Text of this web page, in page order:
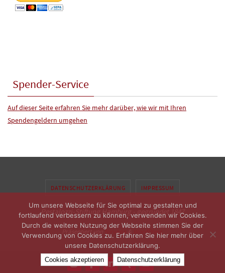
Spender-Service
Auf dieser Seite erfahren Sie mehr darüber, wie wir mit Ihren
Spendengeldern umgehen
DATENSCHUTZERKLÄRUNG IMPRESSUM
Pestalozzi-Stiftung Hamburg - gegründet 1847
Präsentiert vonNirvana & WordPress.
Um unsere Webseite für Sie optimal zu gestalten und
fortlaufend verbessern zu können, verwenden wir Cookies.
Durch die weitere Nutzung der Webseite stimmen Sie der
Verwendung von Cookies zu. Erfahren Sie hier mehr über
unsere Datenschutzerklärung.
Cookies akzeptieren Datenschutzerklärung